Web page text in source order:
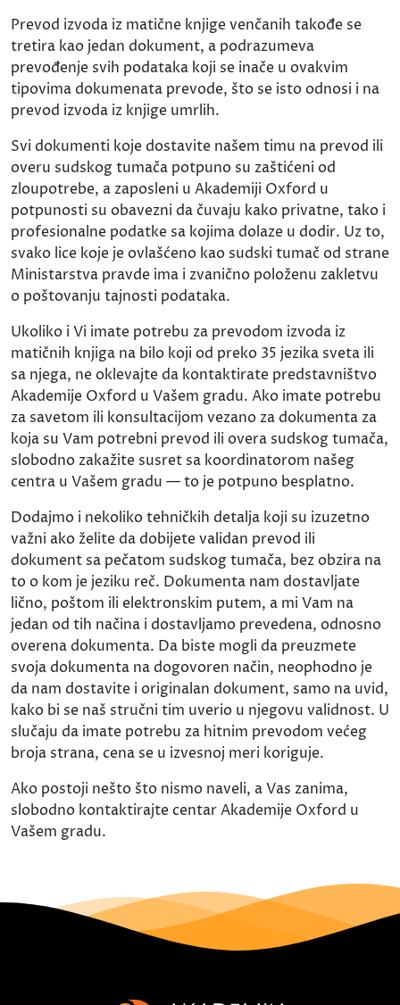
Prevod izvoda iz matične knjige venčanih takođe se
tretira kao jedan dokument, a podrazumeva
prevođenje svih podataka koji se inače u ovakvim
tipovima dokumenata prevode, što se isto odnosi i na
prevod izvoda iz knjige umrlih.
Svi dokumenti koje dostavite našem timu na prevod ili
overu sudskog tumača potpuno su zaštićeni od
zloupotrebe, a zaposleni u Akademiji Oxford u
potpunosti su obavezni da čuvaju kako privatne, tako i
profesionalne podatke sa kojima dolaze u dodir. Uz to,
svako lice koje je ovlašćeno kao sudski tumač od strane
Ministarstva pravde ima i zvanično položenu zakletvu
o poštovanju tajnosti podataka.
Ukoliko i Vi imate potrebu za prevodom izvoda iz
matičnih knjiga na bilo koji od preko 35 jezika sveta ili
sa njega, ne oklevajte da kontaktirate predstavništvo
Akademije Oxford u Vašem gradu. Ako imate potrebu
za savetom ili konsultacijom vezano za dokumenta za
koja su Vam potrebni prevod ili overa sudskog tumača,
slobodno zakažite susret sa koordinatorom našeg
centra u Vašem gradu — to je potpuno besplatno.
Dodajmo i nekoliko tehničkih detalja koji su izuzetno
važni ako želite da dobijete validan prevod ili
dokument sa pečatom sudskog tumača, bez obzira na
to o kom je jeziku reč. Dokumenta nam dostavljate
lično, poštom ili elektronskim putem, a mi Vam na
jedan od tih načina i dostavljamo prevedena, odnosno
overena dokumenta. Da biste mogli da preuzmete
svoja dokumenta na dogovoren način, neophodno je
da nam dostavite i originalan dokument, samo na uvid,
kako bi se naš stručni tim uverio u njegovu validnost. U
slučaju da imate potrebu za hitnim prevodom većeg
broja strana, cena se u izvesnoj meri koriguje.
Ako postoji nešto što nismo naveli, a Vas zanima,
slobodno kontaktirajte centar Akademije Oxford u
Vašem gradu.